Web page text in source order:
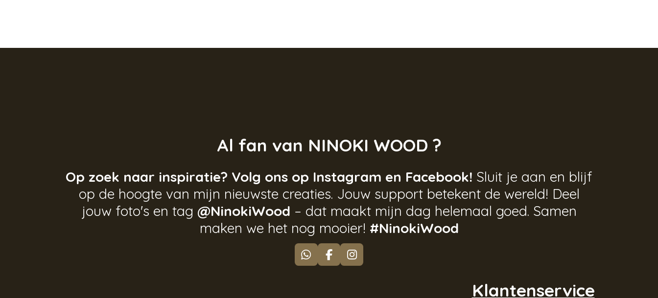
Al fan van NINOKI WOOD ?
Op zoek naar inspiratie? Volg ons op Instagram en Facebook! Sluit je aan en blijf
op de hoogte van mijn nieuwste creaties. Jouw support betekent de wereld! Deel
jouw foto's en tag @NinokiWood – dat maakt mijn dag helemaal goed. Samen
maken we het nog mooier! #NinokiWood
W
h
F
a
I
n
Klantenservice